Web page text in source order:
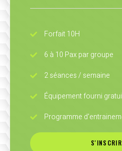
Forfait 10H
6 à 10 Pax par groupe
2 séances / semaine
Équipement fourni
Programme